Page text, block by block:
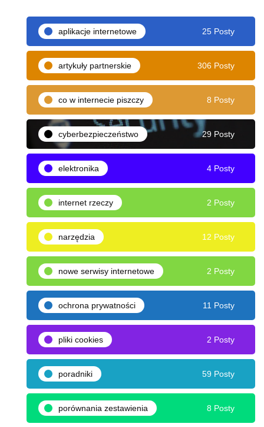
aplikacje internetowe 25 Posty
artykuły partnerskie 306 Posty
co w internecie piszczy 8 Posty
cyberbezpieczeństwo 29 Posty
elektronika 4 Posty
internet rzeczy 2 Posty
narzędzia 12 Posty
nowe serwisy internetowe 2 Posty
ochrona prywatności 11 Posty
pliki cookies 2 Posty
poradniki 59 Posty
porównania zestawienia 8 Posty